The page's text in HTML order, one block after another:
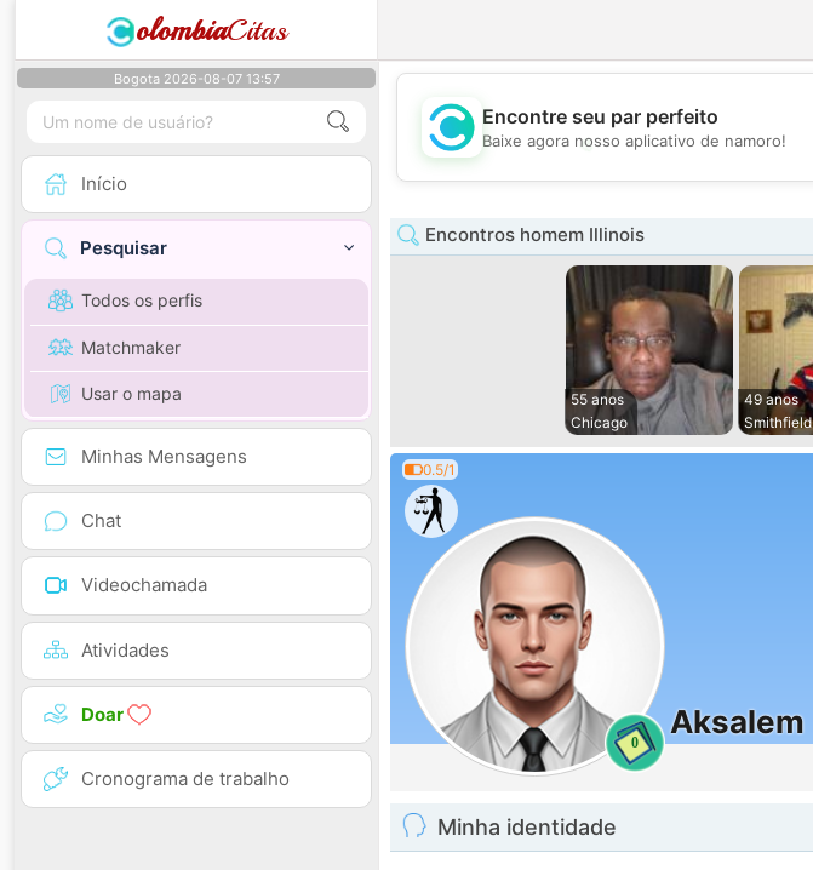
olombiaCitas
Bogota 2026-08-07 13:57
Início
Pesquisar
Todos os perfis
Matchmaker
Usar o mapa
Minhas Mensagens
Chat
Videochamada
Atividades
Doar
Cronograma de trabalho
💖
Encontre seu par perfeito
Baixe agora nosso aplicativo de namoro!
Encontros homem Illinois
55 anos
Chicago
49 anos
Smithfield
0.5/1
0
Aksalem
Minha identidade